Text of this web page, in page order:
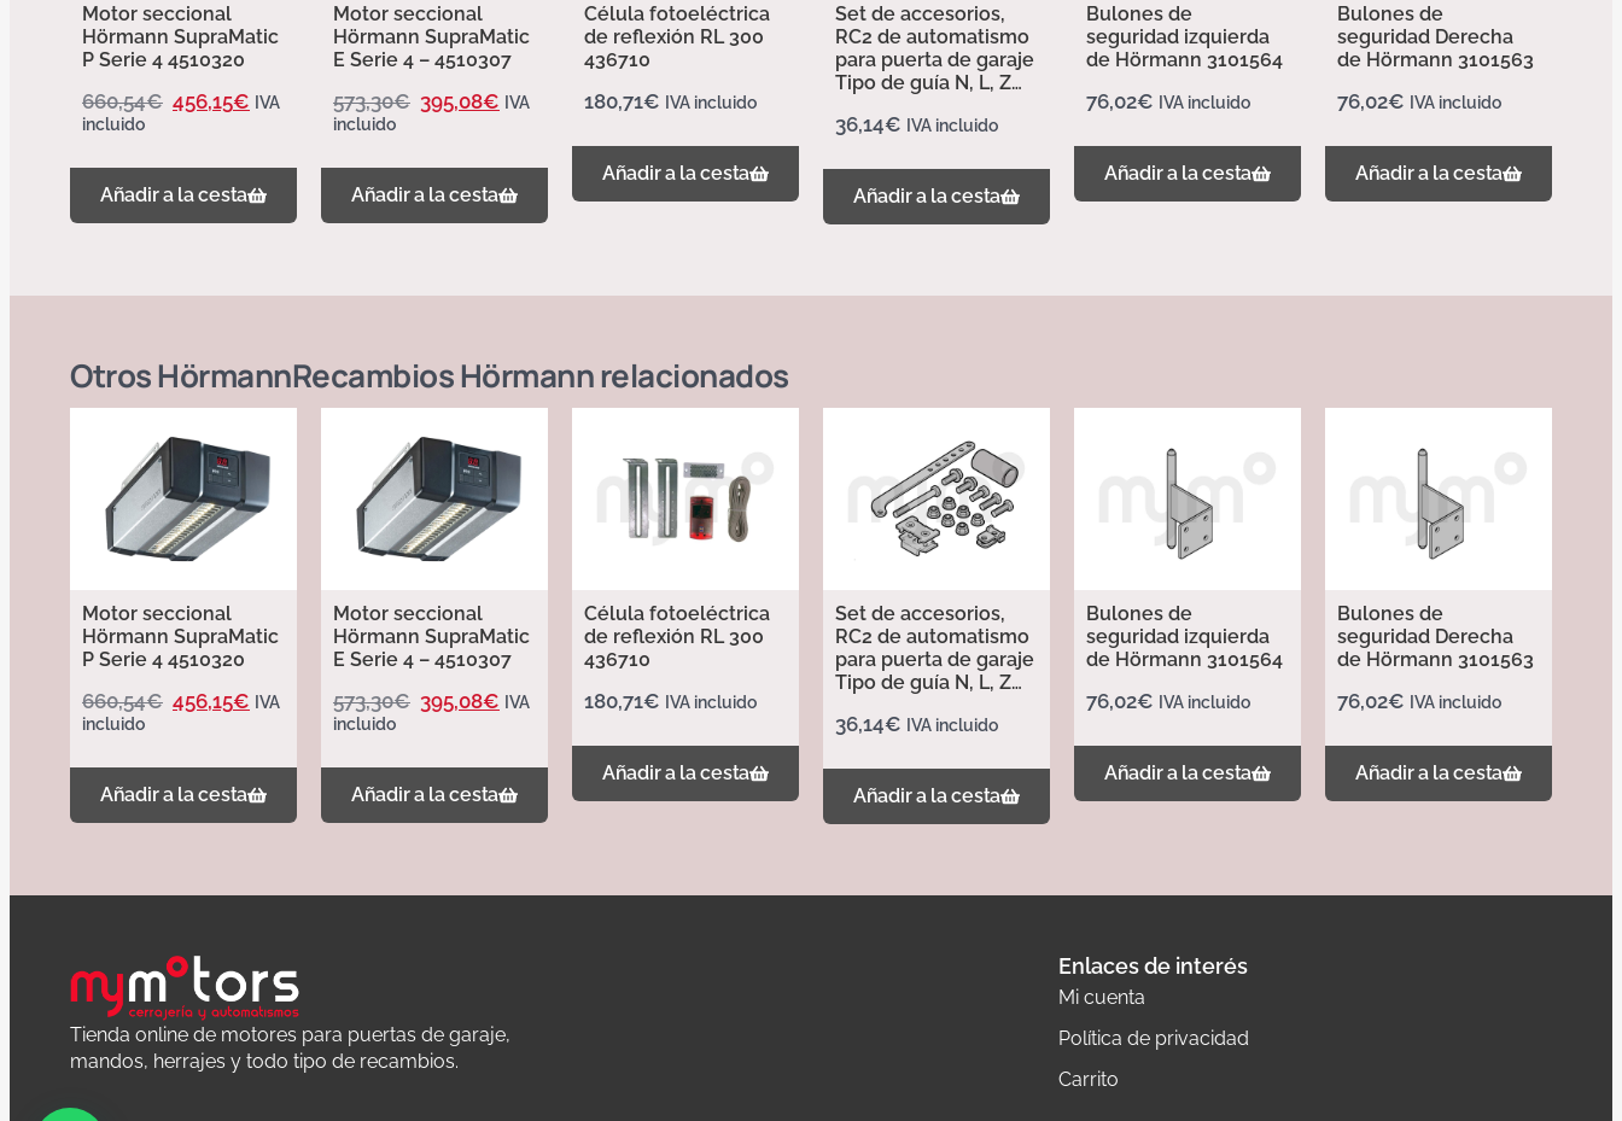
Motor seccional
Hörmann SupraMatic
P Serie 4 4510320
660,54€ 456,15€ IVA
incluido
Añadir a la cesta
Motor seccional
Hörmann SupraMatic
E Serie 4 – 4510307
573,30€ 395,08€ IVA
incluido
Añadir a la cesta
Célula fotoeléctrica
de reflexión RL 300
436710
180,71€ IVA incluido
Añadir a la cesta
Set de accesorios,
RC2 de automatismo
para puerta de garaje
Tipo de guía N, L, Z
36,14€ IVA incluido
Añadir a la cesta
Bulones de
seguridad izquierda
de Hörmann 3101564
76,02€ IVA incluido
Añadir a la cesta
Bulones de
seguridad Derecha
de Hörmann 3101563
76,02€ IVA incluido
Añadir a la cesta
OtrosHörmannRecambios Hörmannrelacionados
Motor seccional
Hörmann SupraMatic
P Serie 4 4510320
660,54€ 456,15€ IVA
incluido
Añadir a la cesta
Motor seccional
Hörmann SupraMatic
E Serie 4 – 4510307
573,30€ 395,08€ IVA
incluido
Añadir a la cesta
Célula fotoeléctrica
de reflexión RL 300
436710
180,71€ IVA incluido
Añadir a la cesta
Set de accesorios,
RC2 de automatismo
para puerta de garaje
Tipo de guía N, L, Z
36,14€ IVA incluido
Añadir a la cesta
Bulones de
seguridad izquierda
de Hörmann 3101564
76,02€ IVA incluido
Añadir a la cesta
Bulones de
seguridad Derecha
de Hörmann 3101563
76,02€ IVA incluido
Añadir a la cesta
Tienda online de motores para puertas de garaje,
mandos, herrajes y todo tipo de recambios.
Enlaces de interés
Mi cuenta
Política de privacidad
Carrito